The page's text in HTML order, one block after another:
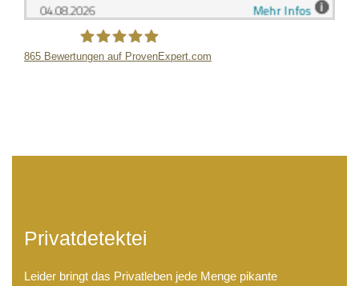
865 Bewertungen auf ProvenExpert.com
Privatdetektei
Leider bringt das Privatleben jede Menge pikante